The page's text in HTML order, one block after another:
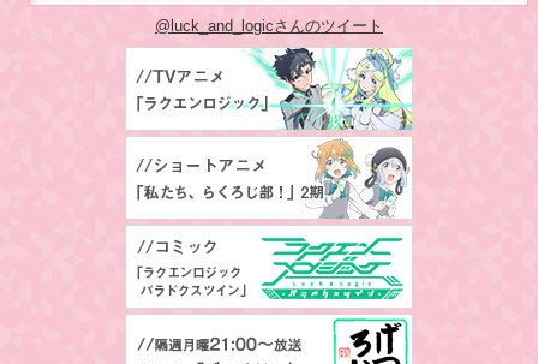
@luck_and_logicさんのツイート